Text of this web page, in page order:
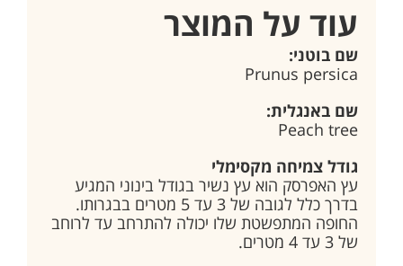
עוד על המוצר
שם בוטני:
Prunus persica
שם באנגלית:
Peach tree
גודל צמיחה מקסימלי
עץ האפרסק הוא עץ נשיר בגודל בינוני המגיע
בדרך כלל לגובה של 3 עד 5 מטרים בבגרותו.
החופה המתפשטת שלו יכולה להתרחב עד לרוחב
של 3 עד 4 מטרים.